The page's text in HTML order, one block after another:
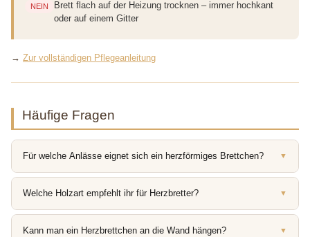
NEIN
Brett flach auf der Heizung trocknen – immer hochkant
oder auf einem Gitter
→ Zur vollständigen Pflegeanleitung
Häufige Fragen
Für welche Anlässe eignet sich ein herzförmiges Brettchen? ▼
Welche Holzart empfehlt ihr für Herzbretter? ▼
Kann man ein Herzbrettchen an die Wand hängen? ▼